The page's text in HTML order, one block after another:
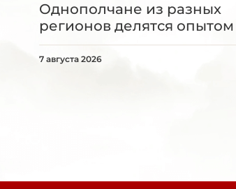
Однополчане из разных
регионов делятся опытом
7 августа 2026